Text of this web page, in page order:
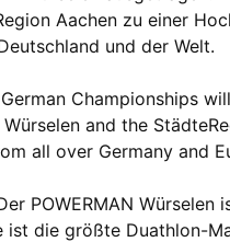
Aachen zu einer
und der Welt.
Championships
and the
all over Germany and
POWERMAN Würselen
ist die größte Duathlon-